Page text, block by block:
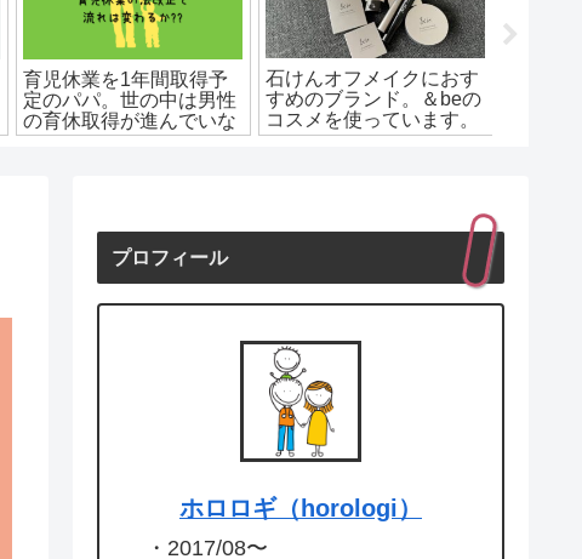
育児休業を1年間取得予
定のパパ。世の中は男性
の育休取得が進んでいな
いよう。法改正で流れは
石けんオフメイクにおす
すめのブランド。＆beの
コスメを使っています。
プロフィール
ホロロギ（horologi）
・2017/08〜